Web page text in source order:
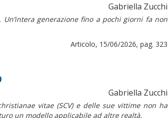
Gabriella Zucchi
generazione fino a pochi giorni fa non
Articolo, 15/06/2026, pag. 323
Gabriella Zucchi
vitae(SCV) e delle sue vittime non ha
un modello applicabile ad altre realtà.